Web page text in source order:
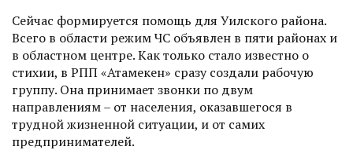
Сейчас формируется помощь для Уилского района.
Всего в области режим ЧС объявлен в пяти районах и
в областном центре. Как только стало известно о
стихии, в РПП «Атамекен» сразу создали рабочую
группу. Она принимает звонки по двум
направлениям – от населения, оказавшегося в
трудной жизненной ситуации, и от самих
предпринимателей.